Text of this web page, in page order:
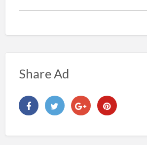
Share Ad